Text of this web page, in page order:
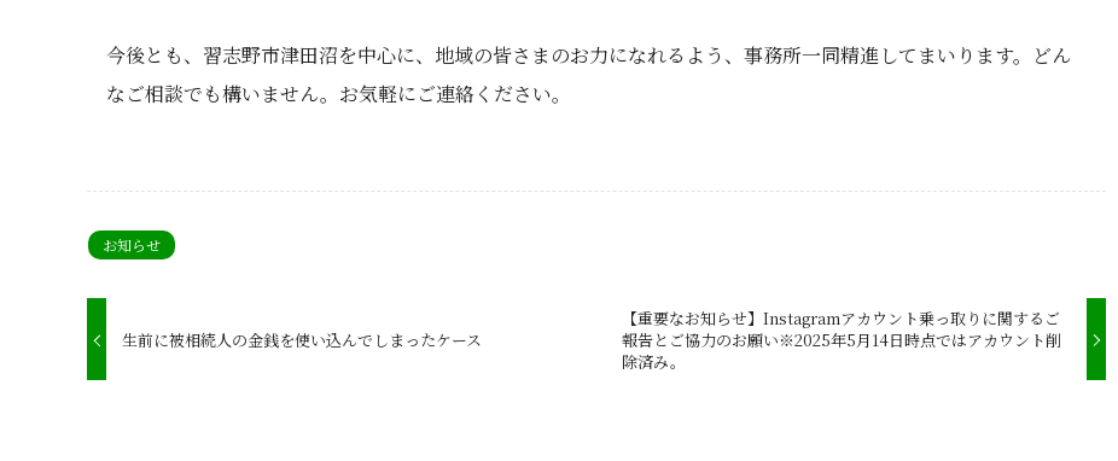
今後とも、習志野市津田沼を中心に、地域の皆さまのお力になれるよう、事務所一同精進してまいります。どん
なご相談でも構いません。お気軽にご連絡ください。
お知らせ
生前に被相続人の金銭を使い込んでしまったケース
【重要なお知らせ】Instagramアカウント乗っ取りに関するご
報告とご協力のお願い※2025年5月14日時点ではアカウント削
除済み。